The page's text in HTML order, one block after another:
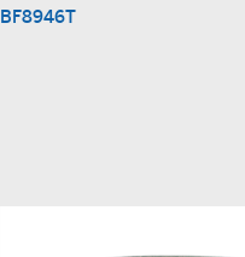
BF8946T